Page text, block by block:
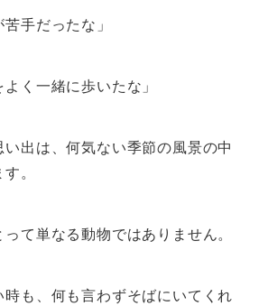
手だったな」
く一緒に歩いたな」
出は、何気ない季節の風景の中
。
て単なる動物ではありません。
も、何も言わずそばにいてくれ